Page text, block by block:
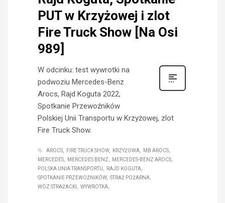
PUT w Krzyżowej i zlot
Fire Truck Show [Na Osi
989]
W odcinku: test wywrotki na
podwoziu Mercedes-Benz
Arocs, Rajd Koguta 2022,
Spotkanie Przewoźników
Polskiej Unii Transportu w Krzyżowej, zlot
Fire Truck Show.
AROCS FIRE TRUCK SHOW KRZYŻOWA
MB AROCS
MERCEDES
MERCEDES BENZ
MERCEDES-BENZ AROCS
POLSKA UNIA TRANSPORTU
RAJD KOGUTA
SPOTKANIE PRZEWOŹNIKÓW
STRAŻ POŻARNA
WÓZ STRAŻACKI
WYWROTKA